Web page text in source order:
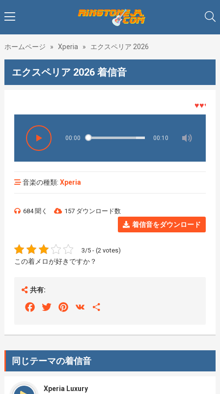
ホームページ » Xperia » エクスペリア 2026
エクスペリア 2026 着信音
♥♥♥着メ
00:00 00:10
音楽の種類: Xperia
684 聞く 157 ダウンロード数
着信音をダウンロード
3/5 - (2 votes)
この着メロが好きですか？
共有:
FacebookTwitterPinterest
VK
同じテーマの着信音
Xperia Luxury